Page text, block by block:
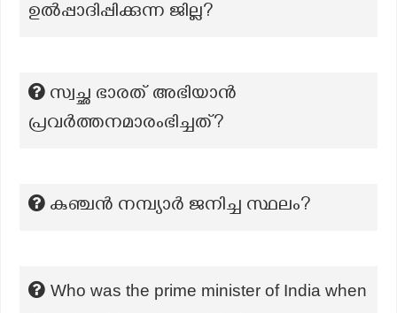
ഉല്‍പ്പാദിപ്പിക്കുന്ന ജില്ല?
സ്വച്ഛ ഭാരത് അഭിയാന്‍
പ്രവര്‍ത്തനമാരംഭിച്ചത്?
കുഞ്ചൻ നമ്പ്യാർ ജനിച്ച സ്ഥലം?
Who was the prime minister of India when